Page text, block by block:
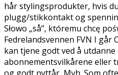
hår stylingsprodukter, hvis
plugg/stikkontakt og
Słowo „så”, któremu chcę
Fedrelandsvennen FVN I
kan tjene godt ved å
abonnementsvilkårene eller